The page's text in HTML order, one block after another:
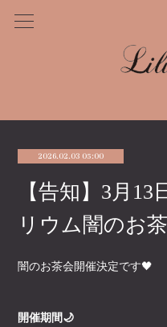
2026.02.03 05:00
【告知】3月13
リウム闇のお
闇のお茶会開催決定です🖤
開催期間🌙